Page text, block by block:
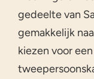
gedeelte van
gemakkelijk
kiezen voor